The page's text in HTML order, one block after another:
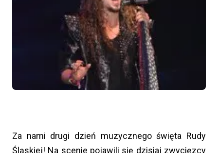
Za nami drugi dzień muzycznego święta Rudy
Śląskiej! Na scenie pojawili się dzisiaj zwycięzcy